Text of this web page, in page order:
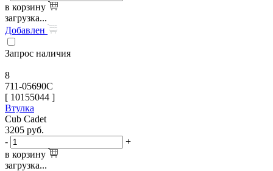
в корзину
загрузка...
Добавлен
Запрос наличия
8
711-05690C
[ 10155044 ]
Втулка
Cub Cadet
3205 руб.
-
+
в корзину
загрузка...